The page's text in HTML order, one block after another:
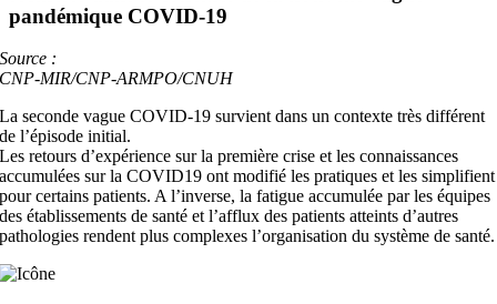
pandémique COVID-19
Source :
CNP-MIR/CNP-ARMPO/CNUH
La seconde vague COVID-19 survient dans un contexte très différent
de l’épisode initial.
Les retours d’expérience sur la première crise et les connaissances
accumulées sur la COVID19 ont modifié les pratiques et les simplifient
pour certains patients. A l’inverse, la fatigue accumulée par les équipes
des établissements de santé et l’afflux des patients atteints d’autres
pathologies rendent plus complexes l’organisation du système de santé.